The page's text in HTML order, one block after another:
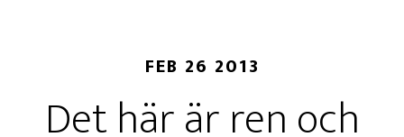
FEB 26 2013
Det här är ren och